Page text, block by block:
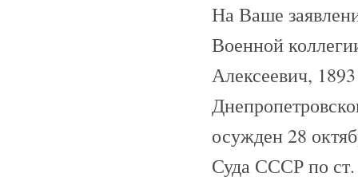
На Ваше
Военной
Алексеевич,
осужден 28
Суда СССР по